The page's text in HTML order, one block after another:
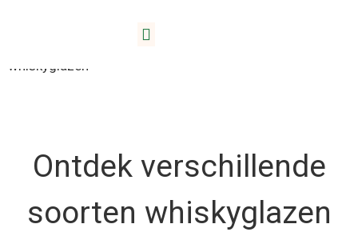
/ Ontdek verschillende soorten
whiskyglazen
Ontdek verschillende
soorten whiskyglazen